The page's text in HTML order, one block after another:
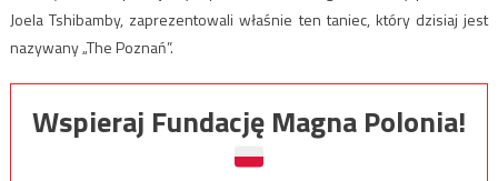
Joela Tshibamby, zaprezentowali właśnie ten taniec, który dzisiaj jest
nazywany „The Poznań”.
Wspieraj Fundację Magna Polonia!